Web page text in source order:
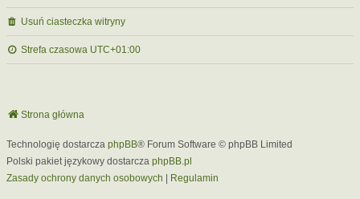
Usuń ciasteczka witryny
Strefa czasowa UTC+01:00
Strona główna
Technologię dostarcza phpBB® Forum Software © phpBB Limited
Polski pakiet językowy dostarcza phpBB.pl
Zasady ochrony danych osobowych
Regulamin